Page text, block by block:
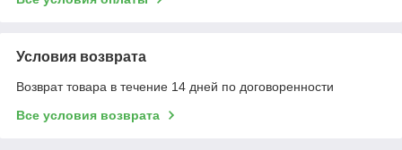
Условия возврата
Возврат товара в течение 14 дней по договоренности
Все условия возврата